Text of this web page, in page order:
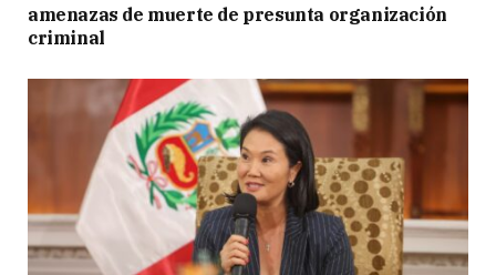
amenazas de muerte de presunta organización
criminal